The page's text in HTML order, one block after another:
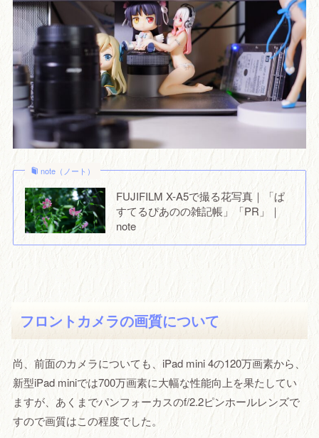
note（ノート）
FUJIFILM X-A5で撮る花写真｜「ぱ
すてるぴあのの雑記帳」「PR」｜
note
フロントカメラの画質について
尚、前面のカメラについても、iPad mini 4の120万画素から、
新型iPad miniでは700万画素に大幅な性能向上を果たしてい
ますが、あくまでパンフォーカスのf/2.2ピンホールレンズで
すので画質はこの程度でした。